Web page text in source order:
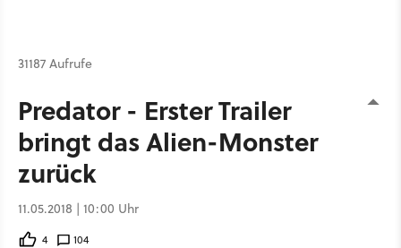
31187 Aufrufe
Predator - Erster Trailer
bringt das Alien-Monster
zurück
11.05.2018 | 10:00 Uhr
4 104